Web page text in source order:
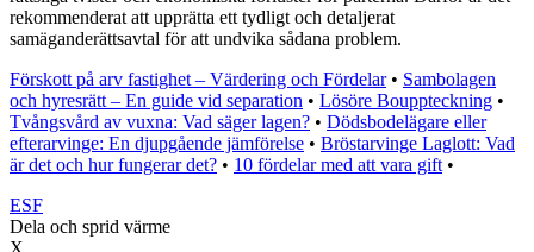
rekommenderat att upprätta ett tydligt och detaljerat
samäganderättsavtal för att undvika sådana problem.
Förskott på arv fastighet – Värdering och Fördelar• Sambolagen
och hyresrätt – En guide vid separation • Lösöre Bouppteckning •
Tvångsvård av vuxna: Vad säger lagen? • Dödsbodelägare eller
efterarvinge: En djupgående jämförelse • Bröstarvinge Laglott: Vad
är det och hur fungerar det? • 10 fördelar med att vara gift •
ESF
Dela och sprid värme